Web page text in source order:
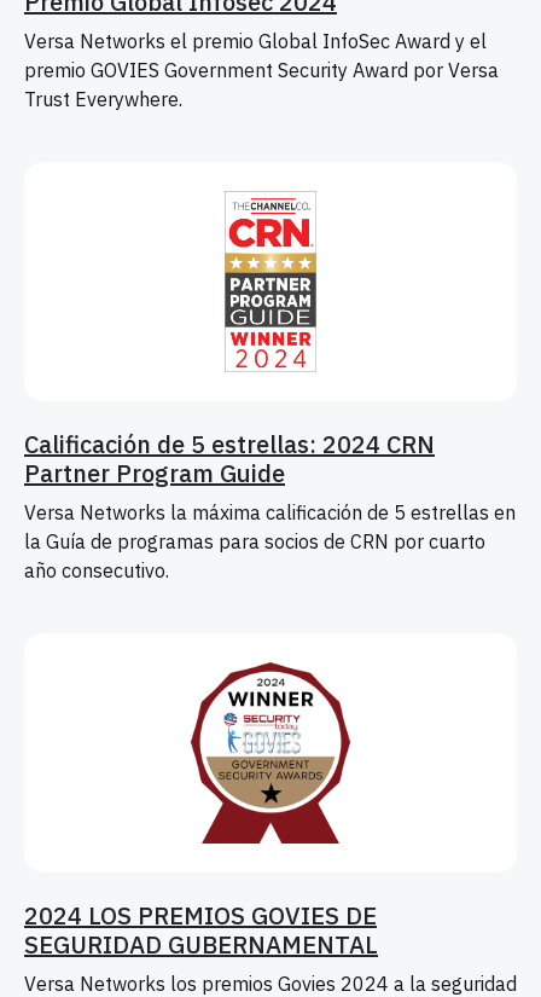
Versa Networks el premio Global InfoSec Award y el
premio GOVIES Government Security Award por Versa
Trust Everywhere.
Calificación de 5 estrellas: 2024 CRN
Partner Program Guide
Versa Networks la máxima calificación de 5 estrellas en
la Guía de programas para socios de CRN por cuarto
año consecutivo.
2024 LOS PREMIOS GOVIES DE
SEGURIDAD GUBERNAMENTAL
Versa Networks los premios Govies 2024 a la seguridad